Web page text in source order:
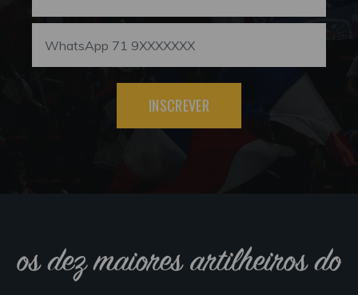
INSCREVER
os dez maiores artilheiros do